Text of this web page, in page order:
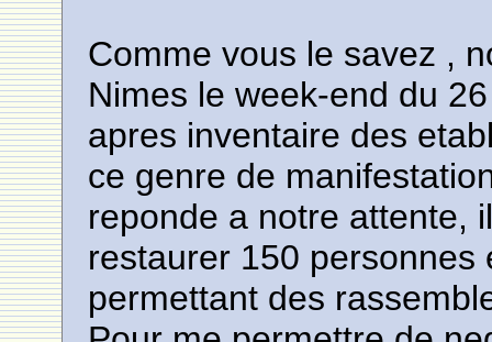
Comme vous le savez ,
Nimes le week-end du
apres inventaire des
ce genre de
reponde a notre attente,
restaurer 150
permettant des